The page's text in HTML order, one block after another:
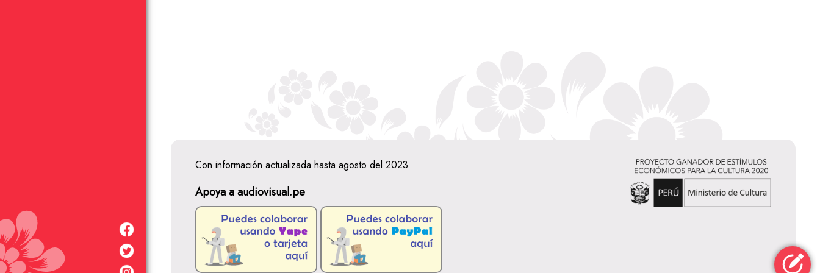
Con información actualizada hasta agosto del 2023
Apoya a audiovisual.pe